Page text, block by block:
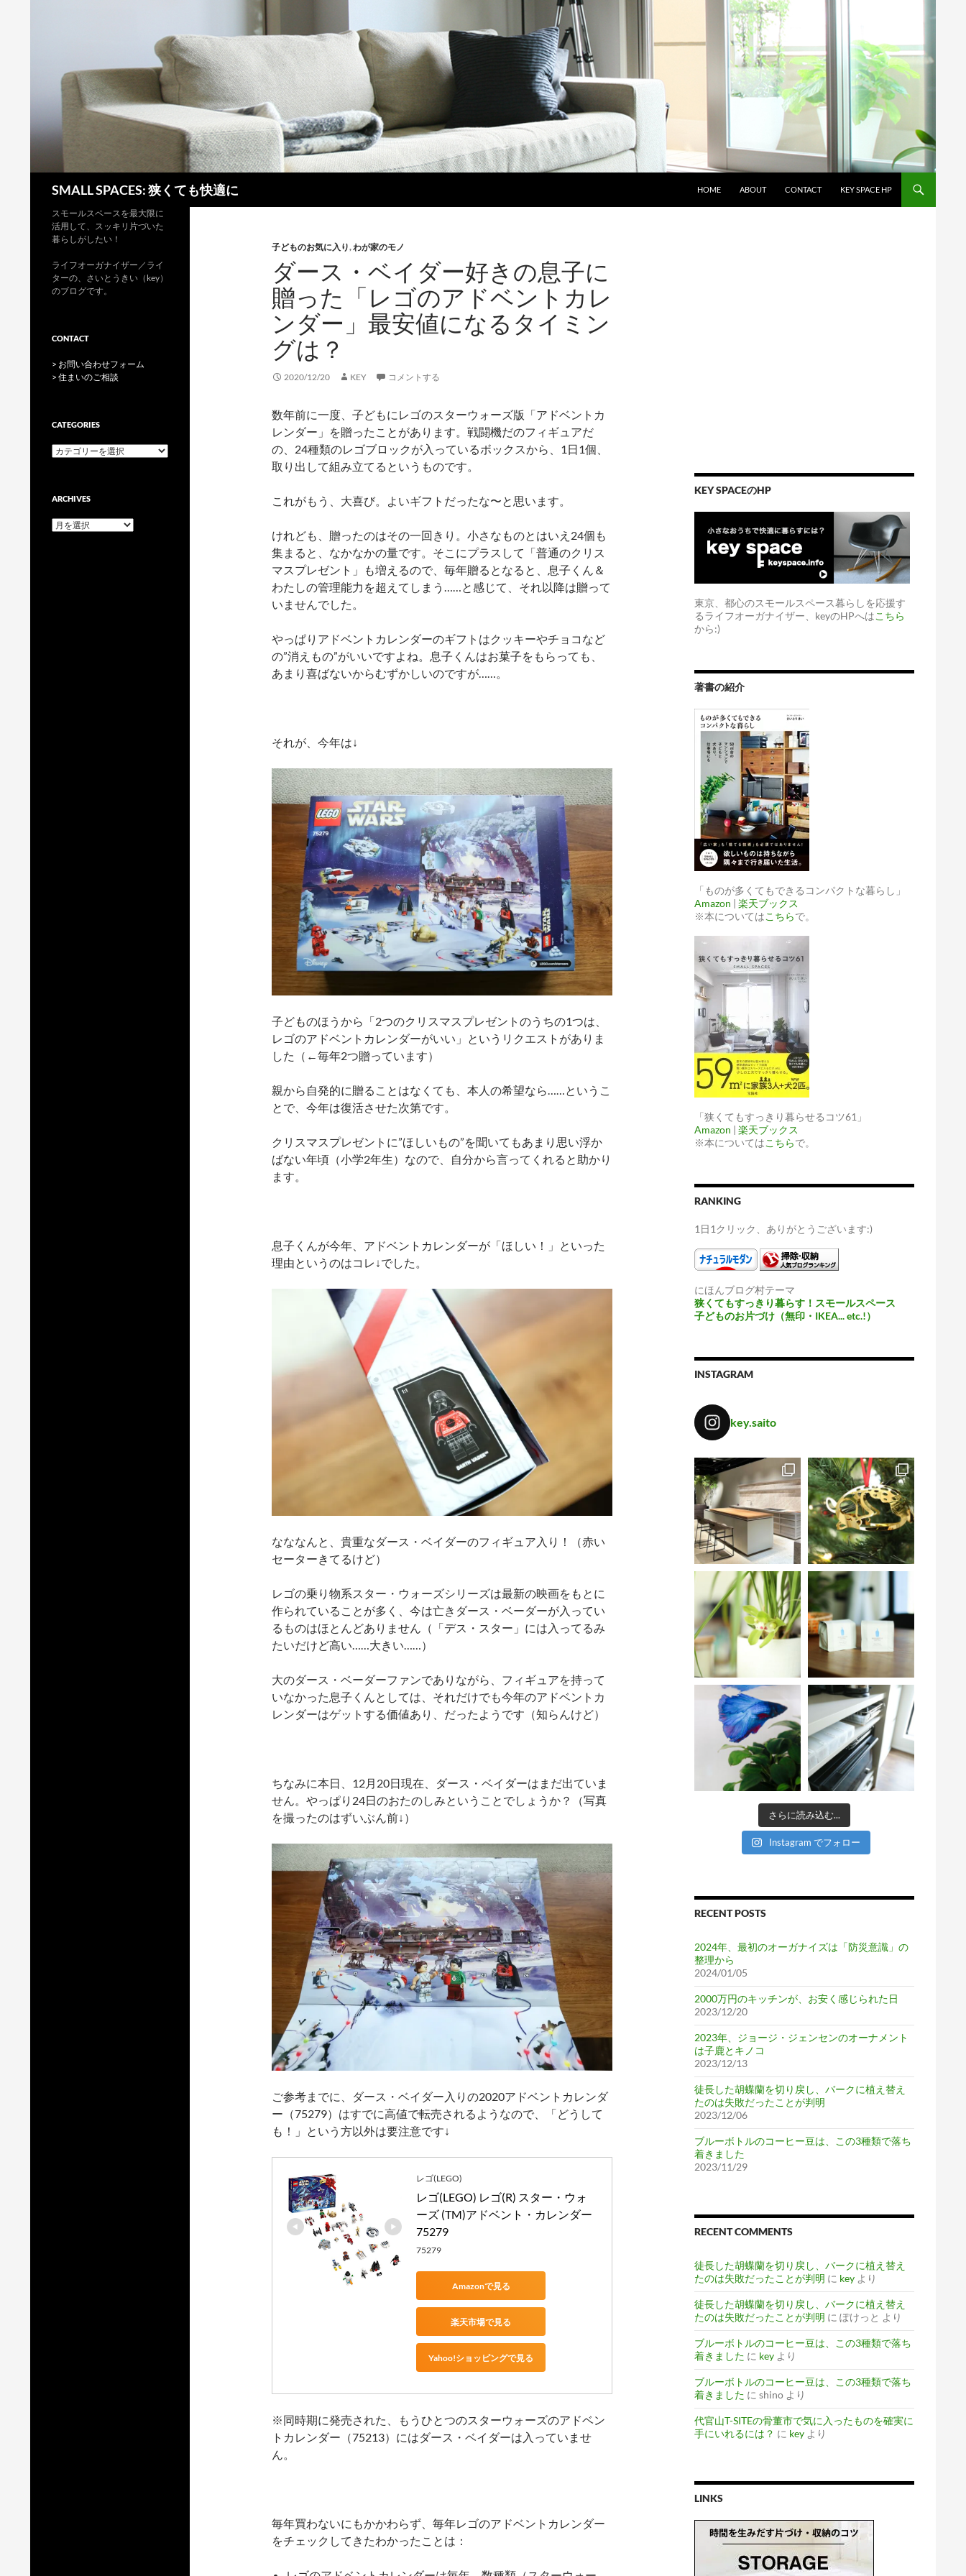
SMALL SPACES: 狭くても快適に
HOME
ABOUT CONTACT KEY SPACE HP
子どものお気に入り,わが家のモノ
ダース・ベイダー好きの息子に
贈った「レゴのアドベントカレ
ンダー」最安値になるタイミン
グは？
2020/12/20 KEY コメントする
数年前に一度、子どもにレゴのスターウォーズ版「アドベントカ
レンダー」を贈ったことがあります。戦闘機だのフィギュアだ
の、24種類のレゴブロックが入っているボックスから、1日1個、
取り出して組み立てるというものです。
これがもう、大喜び。よいギフトだったな〜と思います。
けれども、贈ったのはその一回きり。小さなものとはいえ24個も
集まると、なかなかの量です。そこにプラスして「普通のクリス
マスプレゼント」も増えるので、毎年贈るとなると、息子くん＆
わたしの管理能力を超えてしまう……と感じて、それ以降は贈って
いませんでした。
やっぱりアドベントカレンダーのギフトはクッキーやチョコなど
の”消えもの”がいいですよね。息子くんはお菓子をもらっても、
あまり喜ばないからむずかしいのですが……。
それが、今年は↓
子どものほうから「2つのクリスマスプレゼントのうちの1つは、
レゴのアドベントカレンダーがいい」というリクエストがありま
した（←毎年2つ贈っています）
親から自発的に贈ることはなくても、本人の希望なら……というこ
とで、今年は復活させた次第です。
クリスマスプレゼントに”ほしいもの”を聞いてもあまり思い浮か
ばない年頃（小学2年生）なので、自分から言ってくれると助かり
ます。
息子くんが今年、アドベントカレンダーが「ほしい！」といった
理由というのはコレ↓でした。
なななんと、貴重なダース・ベイダーのフィギュア入り！（赤い
セーターきてるけど）
レゴの乗り物系スター・ウォーズシリーズは最新の映画をもとに
作られていることが多く、今は亡きダース・ベーダーが入ってい
るものはほとんどありません（「デス・スター」には入ってるみ
たいだけど高い……大きい……）
大のダース・ベーダーファンでありながら、フィギュアを持って
いなかった息子くんとしては、それだけでも今年のアドベントカ
レンダーはゲットする価値あり、だったようです（知らんけど）
ちなみに本日、12月20日現在、ダース・ベイダーはまだ出ていま
せん。やっぱり24日のおたのしみということでしょうか？（写真
を撮ったのはずいぶん前↓）
ご参考までに、ダース・ベイダー入りの2020アドベントカレンダ
ー（75279）はすでに高値で転売されるようなので、「どうして
も！」という方以外は要注意です↓
レゴ(LEGO)
レゴ(LEGO) レゴ(R) スター・ウォ
ーズ (TM)アドベント・カレンダー
75279
75279
Amazonで見る
楽天市場で見る
Yahoo!ショッピングで見る
※同時期に発売された、もうひとつのスターウォーズのアドベン
トカレンダー（75213）にはダース・ベイダーは入っていませ
ん。
毎年買わないにもかかわらず、毎年レゴのアドベントカレンダー
をチェックしてきたわかったことは：
KEY SPACEのHP
東京、都心のスモールスペース暮らしを応援す
るライフオーガナイザー、keyのHPへはこちら
から:)
著書の紹介
「ものが多くてもできるコンパクトな暮らし」
Amazon | 楽天ブックス
※本についてはこちらで。
「狭くてもすっきり暮らせるコツ61」
Amazon | 楽天ブックス
※本についてはこちらで。
RANKING
1日1クリック、ありがとうございます:)
にほんブログ村テーマ
狭くてもすっきり暮らす！スモールスペース
子どものお片づけ（無印・IKEA... etc.!）
INSTAGRAM
key.saito
さらに読み込む...
Instagram でフォロー
RECENT POSTS
2024年、最初のオーガナイズは「防災意識」の
整理から
2024/01/05
2000万円のキッチンが、お安く感じられた日
2023/12/20
2023年、ジョージ・ジェンセンのオーナメント
は子鹿とキノコ
2023/12/13
徒長した胡蝶蘭を切り戻し、バークに植え替え
たのは失敗だったことが判明
2023/12/06
ブルーボトルのコーヒー豆は、この3種類で落ち
着きました
2023/11/29
RECENT COMMENTS
徒長した胡蝶蘭を切り戻し、バークに植え替え
たのは失敗だったことが判明 に key より
徒長した胡蝶蘭を切り戻し、バークに植え替え
たのは失敗だったことが判明 に ぽけっと より
ブルーボトルのコーヒー豆は、この3種類で落ち
着きました に key より
ブルーボトルのコーヒー豆は、この3種類で落ち
着きました に shino より
代官山T-SITEの骨董市で気に入ったものを確実に
手にいれるには？ に key より
LINKS
スモールスペースを最大限に
活用して、スッキリ片づいた
暮らしがしたい！
ライフオーガナイザー／ライ
ターの、さいとうきい（key）
のブログです。
CONTACT
> お問い合わせフォーム
> 住まいのご相談
CATEGORIES
categories
ARCHIVES
archives